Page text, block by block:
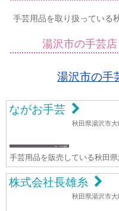
手芸用品を取り扱っている
湯沢市の手芸
湯沢市の手
ながお手芸
秋田県湯沢市
手芸用品を販売している秋田県
株式会社長雄糸
秋田県湯沢市